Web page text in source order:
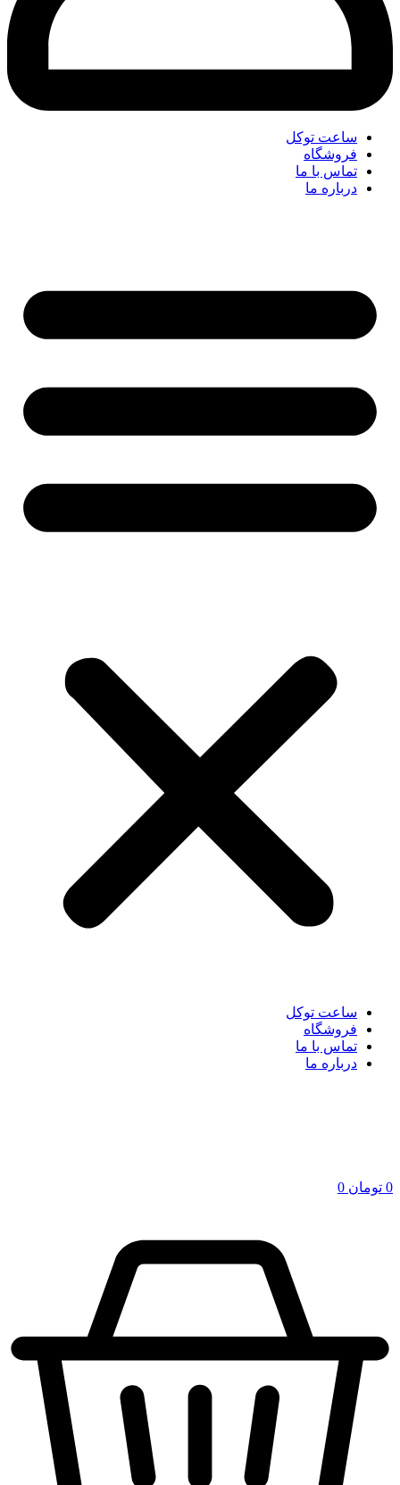
ساعت توکل
فروشگاه
تماس با ما
درباره ما
ساعت توکل
فروشگاه
تماس با ما
درباره ما
0 تومان 0